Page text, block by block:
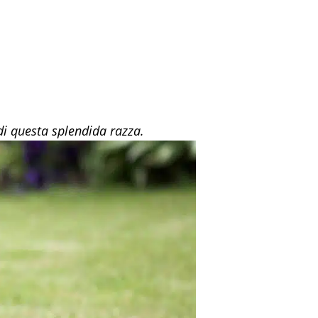
questa splendida razza.